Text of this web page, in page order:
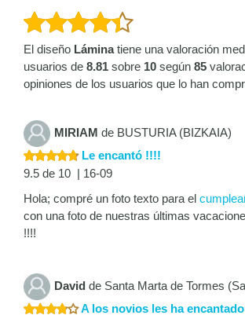
El diseño Láminatiene una valoración
usuarios de 8.81 sobre 10 según 85
opiniones de los usuarios que lo han
MIRIAM de BUSTURIA (BIZKAIA)
Le encantó !!!!
9.5 de 10 | 16-09
Hola; compré un foto texto para el
con una foto de nuestras últimas
!!!!
David de Santa Marta de Tormes
A los novios les ha encantado